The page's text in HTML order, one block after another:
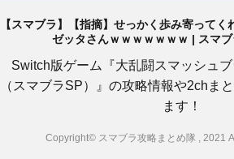
【スマブラ】【指摘】せっかく歩み寄って
ゼッタさんｗｗｗｗｗｗｗ | スマ
Switch版ゲーム『大乱闘スマッシュ
（スマブラSP）』の攻略情報や2chま
ます！
Copyright© スマブラ攻略まとめ隊 , 2021